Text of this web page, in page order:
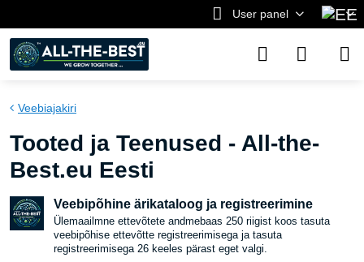
User panel
Veebiajakiri
Tooted ja Teenused - All-the-
Best.eu Eesti
Veebipõhine ärikataloog ja registreerimine
Ülemaailmne ettevõtete andmebaas 250 riigist koos tasuta
veebipõhise ettevõtte registreerimisega ja tasuta
registreerimisega 26 keeles pärast eget valgi.